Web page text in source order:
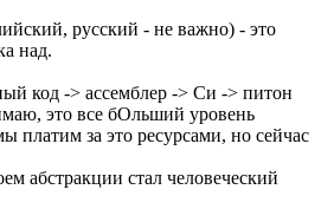
русский - не важно) - это
над.
код -> ассемблер -> Си -> питон
это все бОльший уровень
платим за это ресурсами, но сейчас
абстракции стал человеческий